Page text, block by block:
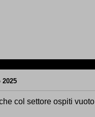
2025
col settore ospiti vuoto